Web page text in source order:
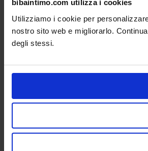
bibaintimo.com utilizza i cookies
Utilizziamo i cookie per
nostro sito web e migliorarlo.
degli stessi.